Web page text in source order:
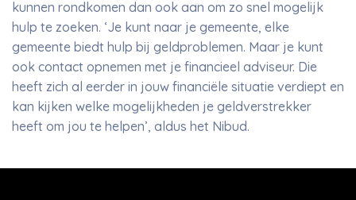
kunnen rondkomen dan ook aan om zo snel mogelijk
hulp te zoeken. ‘Je kunt naar je gemeente, elke
gemeente biedt hulp bij geldproblemen. Maar je kunt
ook contact opnemen met je financieel adviseur. Die
heeft zich al eerder in jouw financiële situatie verdiept en
kan kijken welke mogelijkheden je geldverstrekker
heeft om jou te helpen’, aldus het Nibud.